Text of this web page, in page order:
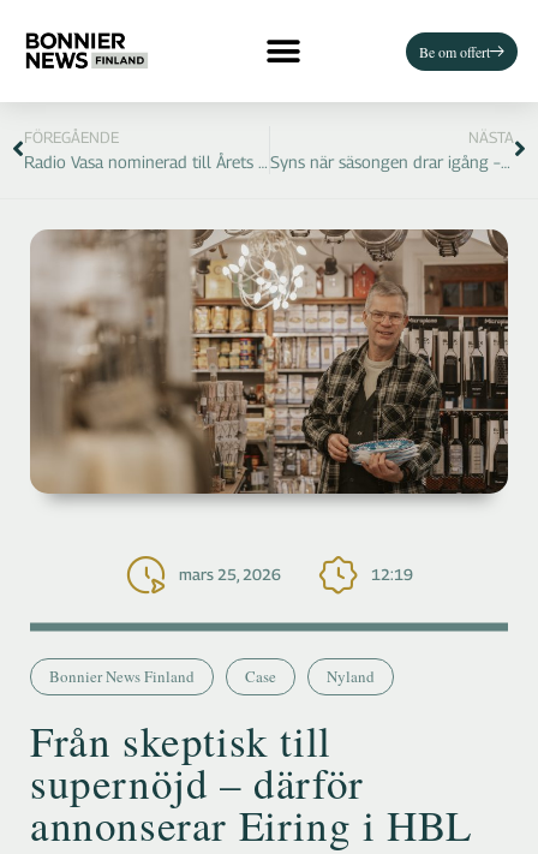
Be om offert
FÖREGÅENDE
Radio Vasa nominerad till Årets lokalradio – en kanal som engagerar och når ut
NÄSTA
Syns när säsongen drar igång – annonsera i vår Bil & Båt-bilaga!
mars 25, 2026 12:19
Bonnier News Finland Case Nyland
Från skeptisk till
supernöjd – därför
annonserar Eiring i HBL